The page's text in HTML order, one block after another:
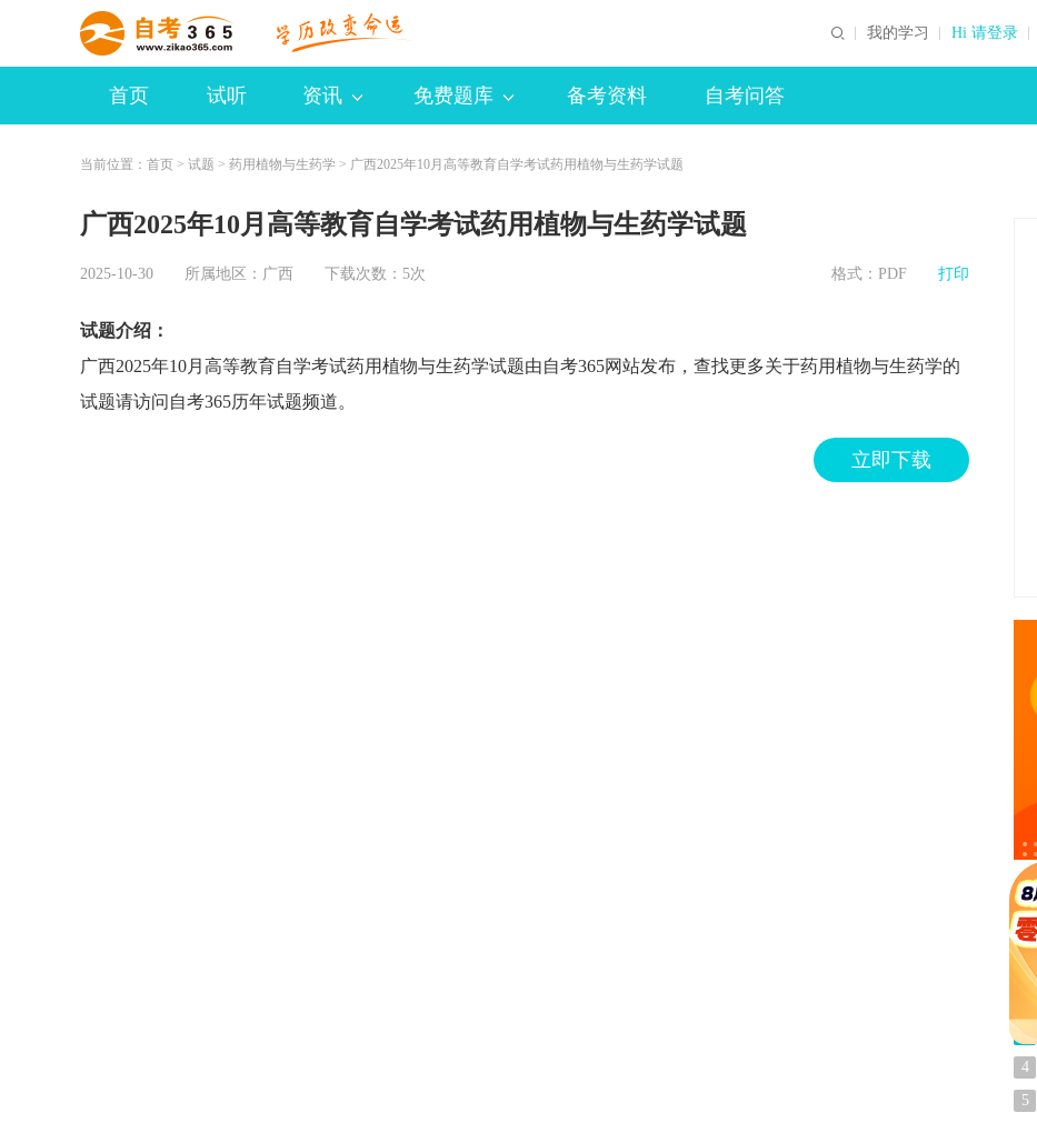
我的学习 Hi 请登录
首页 试听 资讯 免费题库 备考资料 自考问答
当前位置： 首页 > 试题 > 药用植物与生药学 > 广西2025年10月高等教育自学考试药用植物与生药学试题
广西2025年10月高等教育自学考试药用植物与生药学试题
2025-10-30 所属地区： 广西 下载次数：5次 格式：PDF 打印
试题介绍：
广西2025年10月高等教育自学考试药用植物与生药学试题由自考365网站发布，查找更多关于药用植物与生药学的
试题请访问自考365历年试题频道。
立即下载
最
1
3
4
5